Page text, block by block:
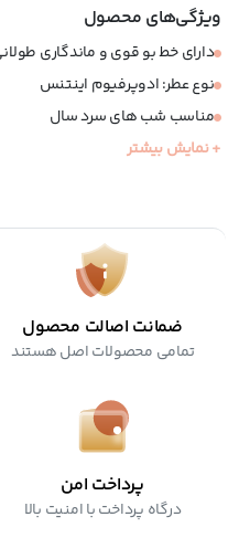
ویژگی‌های محصول
دارای خط بو قوی و ماندگاری
نوع عطر:‌ ادوپرفیوم اینتنس
مناسب شب های سرد سال
گروه بویایی شرقی-فوجر
+ نمایش بیشتر
ضمانت اصالت محصول
تمامی محصولات اصل هستند
پرداخت امن
درگاه پرداخت با امنیت بالا